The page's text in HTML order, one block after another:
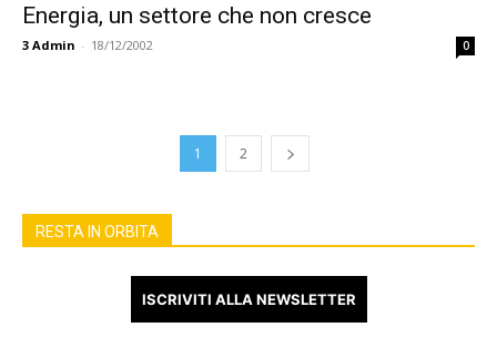
Energia, un settore che non cresce
3 Admin - 18/12/2002 0
1 2
RESTA IN ORBITA
ISCRIVITI ALLA NEWSLETTER